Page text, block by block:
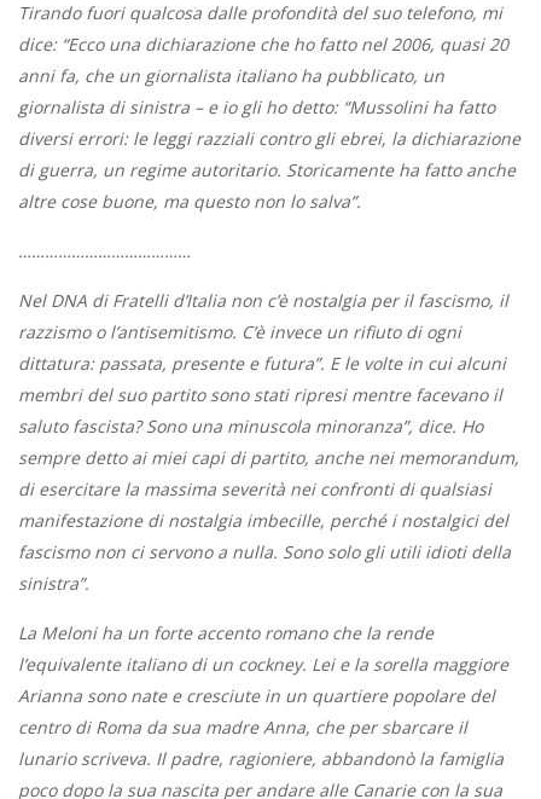
Tirando fuori qualcosa dalle profondità del suo telefono, mi
dice: “Ecco una dichiarazione che ho fatto nel 2006, quasi 20
anni fa, che un giornalista italiano ha pubblicato, un
giornalista di sinistra – e io gli ho detto: “Mussolini ha fatto
diversi errori: le leggi razziali contro gli ebrei, la dichiarazione
di guerra, un regime autoritario. Storicamente ha fatto anche
altre cose buone, ma questo non lo salva”.
…………………………………
Nel DNA di Fratelli d’Italia non c’è nostalgia per il fascismo, il
razzismo o l’antisemitismo. C’è invece un rifiuto di ogni
dittatura: passata, presente e futura”. E le volte in cui alcuni
membri del suo partito sono stati ripresi mentre facevano il
saluto fascista? Sono una minuscola minoranza”, dice. Ho
sempre detto ai miei capi di partito, anche nei memorandum,
di esercitare la massima severità nei confronti di qualsiasi
manifestazione di nostalgia imbecille, perché i nostalgici del
fascismo non ci servono a nulla. Sono solo gli utili idioti della
sinistra”.
La Meloni ha un forte accento romano che la rende
l’equivalente italiano di un cockney. Lei e la sorella maggiore
Arianna sono nate e cresciute in un quartiere popolare del
centro di Roma da sua madre Anna, che per sbarcare il
lunario scriveva. Il padre, ragioniere, abbandonò la famiglia
poco dopo la sua nascita per andare alle Canarie con la sua